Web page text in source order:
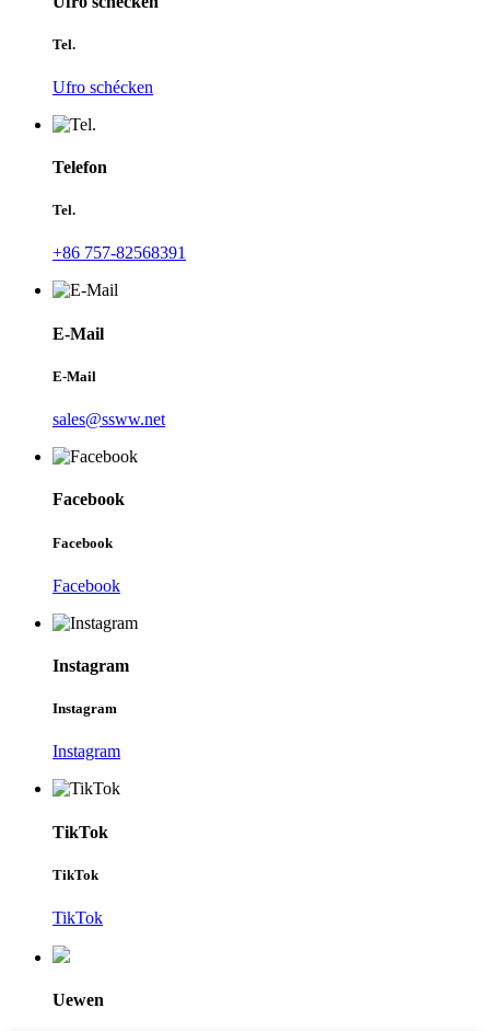
Tel.
Ufro schécken
Telefon
Tel.
+86 757-82568391
E-Mail
E-Mail
sales@ssww.net
Facebook
Facebook
Facebook
Instagram
Instagram
Instagram
TikTok
TikTok
TikTok
Uewen